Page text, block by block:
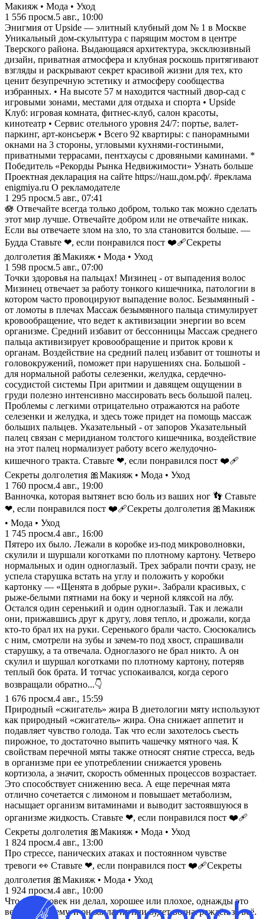
Макияж • Мода • Уход
1 556 просм.5 авг., 10:00
Энигмия от Upside — элитный клубный дом № 1 в Москве
Уникальный дом-скульптура с парящим мостом в центре
Тверского района. Выдающаяся архитектура, эксклюзивный
дизайн, приватная атмосфера и клубная роскошь притягивают
взгляды и раскрывают секрет красивой жизни для тех, кто
ценит безупречную эстетику и атмосферу сообщества
избранных. • На высоте 57 м находится частный двор-сад с
игровыми зонами, местами для отдыха и спорта • Upside
Клуб: игровая комната, фитнес-клуб, салон красоты,
кинотеатр • Сервис отельного уровня 24/7: портье, валет-
паркинг, арт-консьерж • Всего 92 квартиры: с панорамными
окнами на 3 стороны, угловыми кухнями-гостиными,
приватными террасами, пентхаусы с дровяными каминами. *
Победитель «Рекорды Рынка Недвижимости» Узнать больше
Проектная декларация на сайте https://наш.дом.рф/. #реклама
enigmiya.ru О рекламодателе
1 295 просм.5 авг., 07:41
🪷 Отвечайте всегда только добром, только так можно сделать
этот мир лучше. Отвечайте добром или не отвечайте никак.
Если вы отвечаете злом на зло, то зла становится больше. —
Будда Ставьте ❤, если понравился пост ❤️‍🩹Секреты
долголетия 🎀Макияж • Мода • Уход
1 598 просм.5 авг., 07:00
Точки здоровья на пальцах! Мизинец - от выпадения волос
Мизинец отвечает за работу тонкого кишечника, патологии в
котором часто провоцируют выпадение волос. Безымянный -
от ломоты в плечах Массаж безымянного пальца стимулирует
кровообращение, что ведет к активизации энергии во всем
организме. Средний избавит от бессонницы Массаж среднего
пальца активизирует кровообращение и приток крови к
органам. Воздействие на средний палец избавит от тошноты и
головокружений, поможет при нарушениях сна. Большой -
для нормальной работы селезенки, желудка, сердечно-
сосудистой системы При аритмии и давящем ощущении в
груди полезно интенсивно массировать весь большой палец.
Проблемы с легкими отрицательно отражаются на работе
селезенки и желудка, и здесь тоже придет на помощь массаж
больших пальцев. Указательный - от запоров Указательный
палец связан с меридианом толстого кишечника, воздействие
на этот палец нормализует работу всего желудочно-
кишечного тракта. Ставьте ❤, если понравился пост ❤️‍🩹
Секреты долголетия 🎀Макияж • Мода • Уход
1 760 просм.4 авг., 19:00
Ванночка, которая вытянет всю боль из ваших ног 👣 Ставьте
❤, если понравился пост ❤️‍🩹Секреты долголетия 🎀Макияж
• Мода • Уход
1 745 просм.4 авг., 16:00
Пятеро их было. Лежали в коробке из-под микроволновки,
скулили и шуршали коготками по плотному картону. Четверо
нормальных и один одноглазый. Трех забрали почти сразу, не
успела старушка встать на углу и положить у коробки
картонку — «Щенята в добрые руки». Забрали красивых, с
рыже-белыми пятнами на боку и черной кляксой на лбу.
Остался один серенький и один одноглазый. Так и лежали
они, прижавшись друг к другу, ловя тепло, и дрожали, когда
кто-то брал их на руки. Серенького брали часто. Сюсюкались
с ним, смотрели на зубы и зачем-то под хвост, спрашивали
старушку, а та отвечала. Одноглазого не брал никто. А он
скулил и шуршал коготками по плотному картону, потеряв
теплый бок брата. И тотчас успокаивался, когда серого
возвращали обратно...👇
1 676 просм.4 авг., 15:59
Природный «сжигатель» жира В диетологии мяту используют
как природный «сжигатель» жира. Она снижает аппетит и
подавляет чувство голода. Так что если захотелось съесть
пирожное, то достаточно выпить чашечку мятного чая. К
свойствам перечной мяты также относят снятие стресса, ведь
в организме при ее употреблении снижается уровень
кортизола, а значит, скорость обменных процессов возрастает.
Это способствует снижению веса. А еще перечная мята
отлично сочетается с лимоном и повышает метаболизм,
насыщает организм витаминами и выводит застоявшуюся в
организме жидкость. Ставьте ❤, если понравился пост ❤️‍🩹
Секреты долголетия 🎀Макияж • Мода • Уход
1 824 просм.4 авг., 13:00
Про стрессе, панических атаках и постоянном чувстве
тревоги 👀 Ставьте ❤, если понравился пост ❤️‍🩹Секреты
долголетия 🎀Макияж • Мода • Уход
1 924 просм.4 авг., 10:00
Что бы человек ни делал, хорошее или плохое, однажды это
вернётся к нему, и он заплатит или будет вознаграждён за всё.